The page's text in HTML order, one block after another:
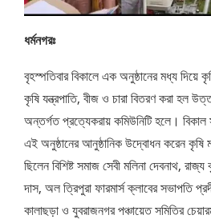
ধর্মনগরঃ
বৃহস্পতিবার বিকালে এক অনুষ্ঠানের মধ্য দিয়ে
কৃষি যন্ত্রপাতি, বীজ ও চারা বিতরণ করা হল
অন্তর্গত প্রত্যেকরায় কমিউনিটি হলে। বিকাল
এই অনুষ্ঠানের আনুষ্ঠানিক উদ্বোধন করেন কৃষি
ছিলেন বিশিষ্ট সমাজ সেবী মলিনা দেবনাথ,
দাস, অল ত্রিপুরা ফারমার্স ক্লাবের সভাপতি
কালাছড়া ও যুবরাজনগর পঞ্চায়েত সমিতির